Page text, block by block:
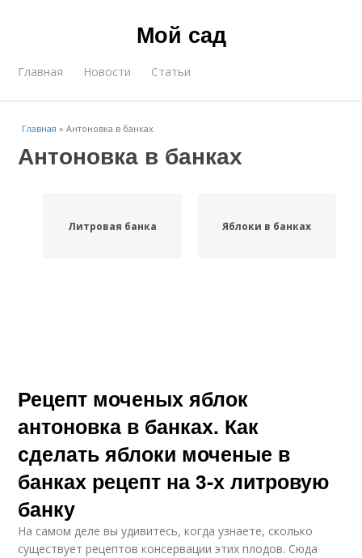
Мой сад
Главная Новости Статьи
Главная »Антоновка в банках
Антоновка в банках
Литровая банка Яблоки в банках
Рецепт моченых яблок
антоновка в банках. Как
сделать яблоки моченые в
банках рецепт на 3-х литровую
банку
На самом деле вы удивитесь, когда узнаете, сколько
существует рецептов консервации этих плодов. Сюда